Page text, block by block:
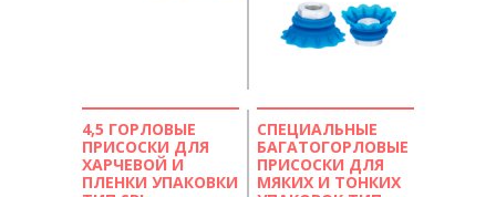
4,5 ГОРЛОВЫЕ
ПРИСОСКИ ДЛЯ
ХАРЧЕВОЙ И
ПЛЕНКИ УПАКОВКИ
СПЕЦИАЛЬНЫЕ
БАГАТОГОРЛОВЫЕ
ПРИСОСКИ ДЛЯ
МЯКИХ И ТОНКИХ